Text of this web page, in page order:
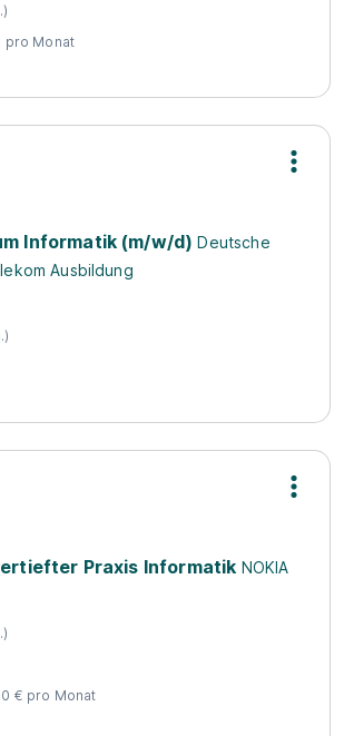
pro Monat
Informatik (m/w/d) Deutsche
Ausbildung
Praxis Informatik NOKIA
€ pro Monat